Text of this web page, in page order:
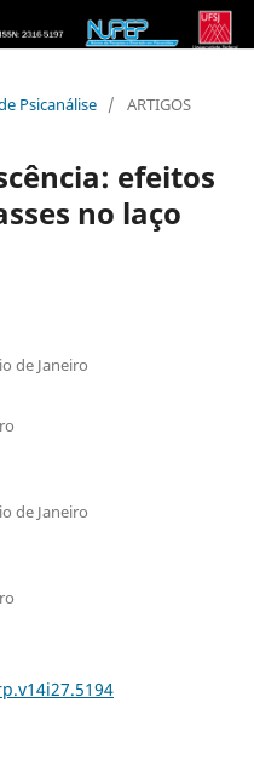
Psicanálise / ARTIGOS
efeitos
no laço
de Janeiro
de Janeiro